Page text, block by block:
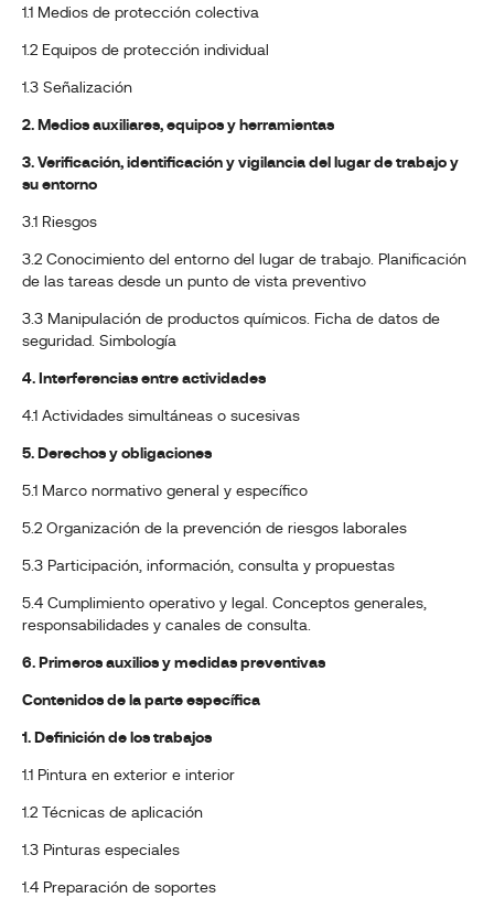
1.1 Medios de protección colectiva
1.2 Equipos de protección individual
1.3 Señalización
2. Medios auxiliares, equipos y herramientas
3. Verificación, identificación y vigilancia del lugar de trabajo y
su entorno
3.1 Riesgos
3.2 Conocimiento del entorno del lugar de trabajo. Planificación
de las tareas desde un punto de vista preventivo
3.3 Manipulación de productos químicos. Ficha de datos de
seguridad. Simbología
4. Interferencias entre actividades
4.1 Actividades simultáneas o sucesivas
5. Derechos y obligaciones
5.1 Marco normativo general y específico
5.2 Organización de la prevención de riesgos laborales
5.3 Participación, información, consulta y propuestas
5.4 Cumplimiento operativo y legal. Conceptos generales,
responsabilidades y canales de consulta.
6. Primeros auxilios y medidas preventivas
Contenidos de la parte específica
1. Definición de los trabajos
1.1 Pintura en exterior e interior
1.2 Técnicas de aplicación
1.3 Pinturas especiales
1.4 Preparación de soportes